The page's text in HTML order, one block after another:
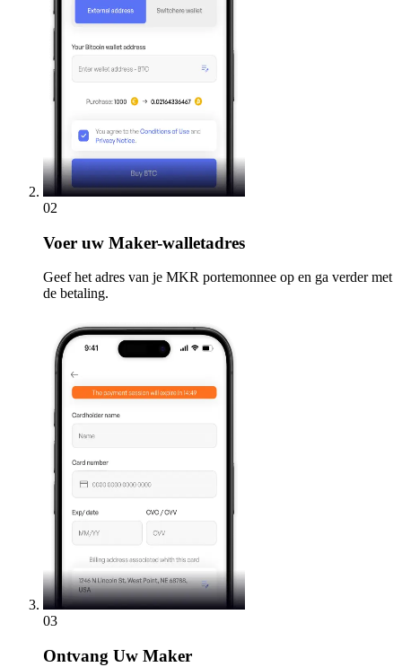
02
Voer uw Maker-walletadres
Geef het adres van je MKR portemonnee op en ga verder met
de betaling.
03
Ontvang Uw Maker